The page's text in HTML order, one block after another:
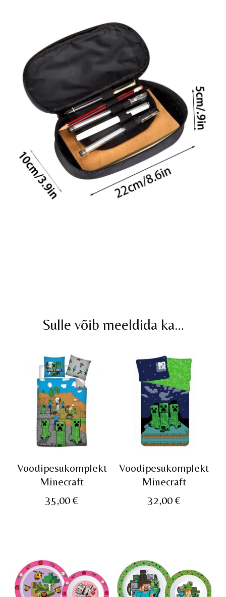
Sulle võib meeldida ka…
Voodipesukomplekt
Minecraft
35,00€
Voodipesukomplekt
Minecraft
32,00 €